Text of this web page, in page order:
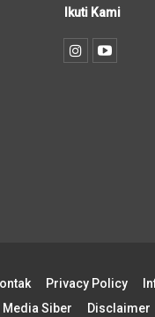
Ikuti Kami
Privacy Policy
Media Siber
Disclaimer